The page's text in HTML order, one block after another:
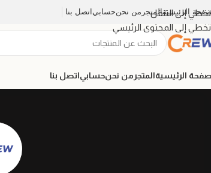
تخطي إلى التنقل
تخطي إلى المحتوى الرئيسي
الرئيسيةالمتجر من نحنحسابي اتصل بنا
الرئيسيةالمتجر من نحنحسابياتصل بنا